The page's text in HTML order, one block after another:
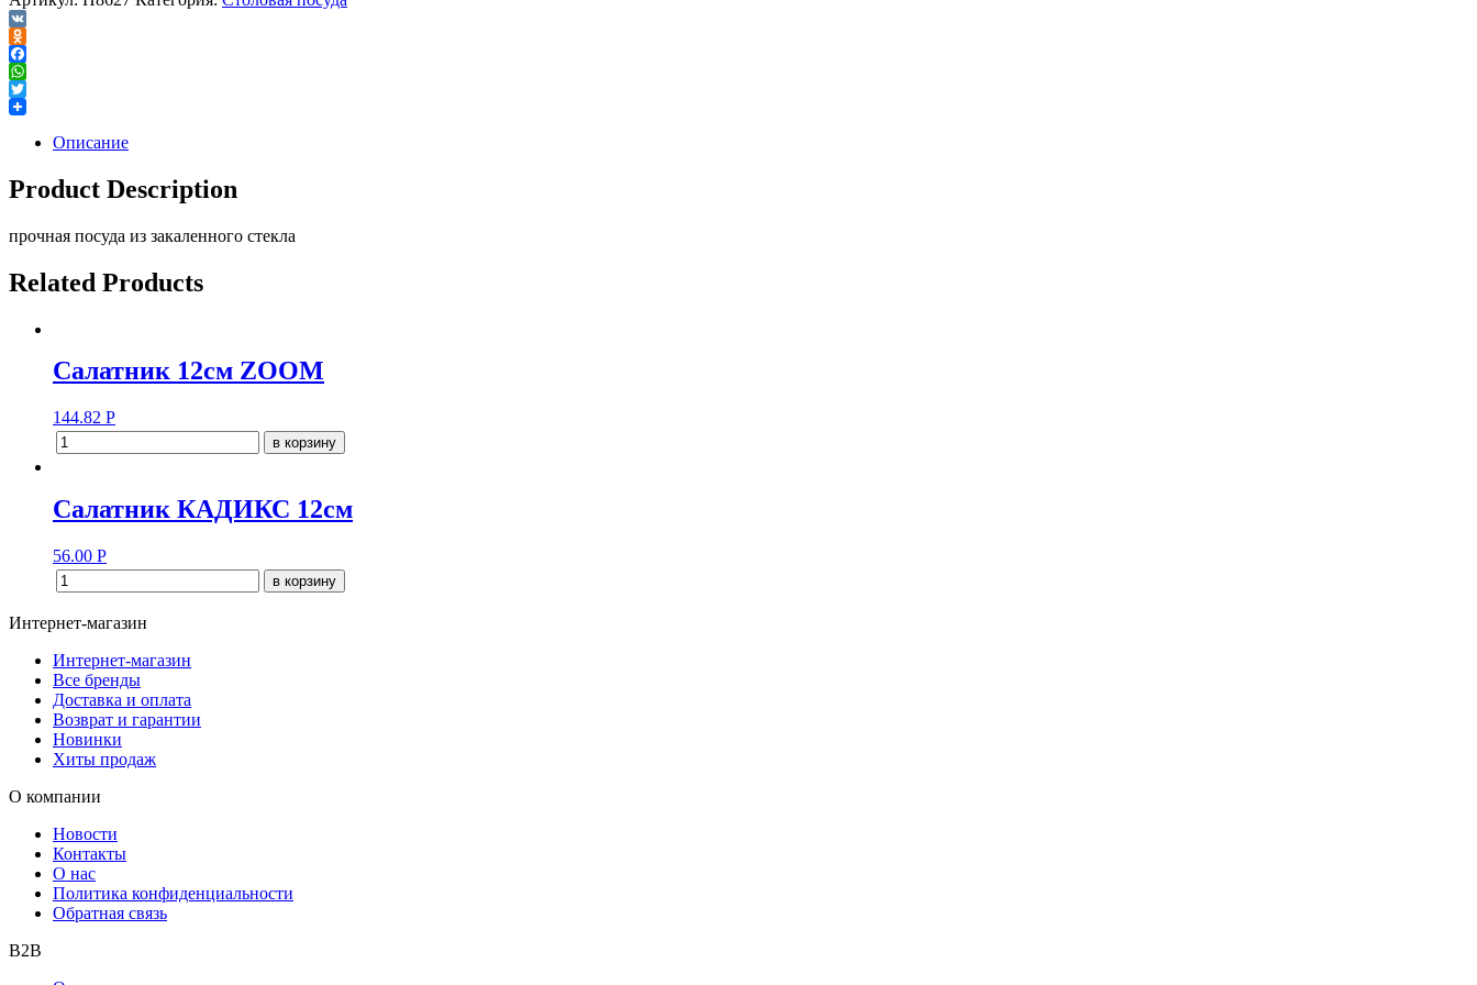
VK
Odnoklassniki
Facebook
WhatsApp
Twitter
Описание
Product Description
прочная посуда из закаленного стекла
Related Products
Салатник 12см ZOOM
144.82 Р
в корзину
Салатник КАДИКС 12см
56.00 Р
в корзину
Интернет-магазин
Интернет-магазин
Все бренды
Доставка и оплата
Возврат и гарантии
Новинки
Хиты продаж
О компании
Новости
Контакты
О нас
Политика конфиденциальности
Обратная связь
B2B